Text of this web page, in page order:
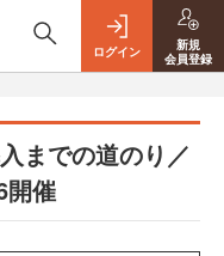
ログイン
新規
会員登録
までの道のり／
開催